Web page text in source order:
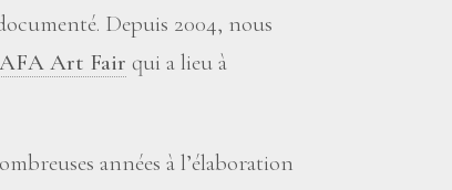
Depuis 2004, nous
Art Fair qui a lieu à
années à l’élaboration